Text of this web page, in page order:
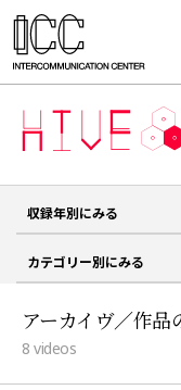
収録年別にみる
カテゴリー別にみる
アーカイヴ／作品
8 videos